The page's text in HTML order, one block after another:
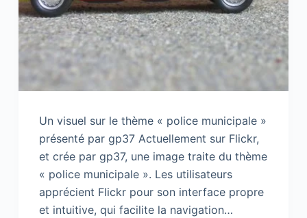
Un visuel sur le thème « police municipale »
présenté par gp37 Actuellement sur Flickr,
et crée par gp37, une image traite du thème
« police municipale ». Les utilisateurs
apprécient Flickr pour son interface propre
et intuitive, qui facilite la navigation…